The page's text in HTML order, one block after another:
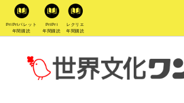
PriPriパレット
年間購読
PriPri
年間購読
レクリエ
年間購読